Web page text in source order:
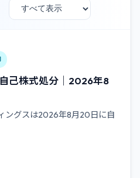
己株式処分｜2026年8
ングスは2026年8月20日に自